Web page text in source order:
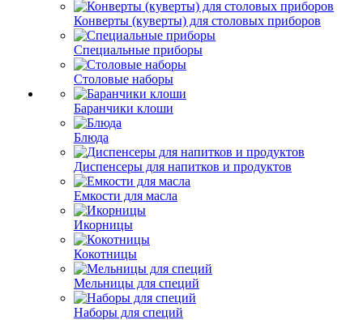
Конверты (куверты) для столовых приборов
Специальные приборы
Столовые наборы
Баранчики клоши
Блюда
Диспенсеры для напитков и продуктов
Емкости для масла
Икорницы
Кокотницы
Мельницы для специй
Наборы для специй